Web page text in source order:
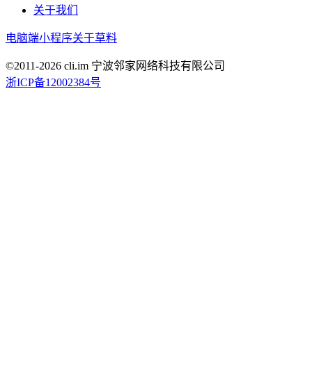
关于我们
电脑端小程序关于草料
©2011-2026 cli.im 宁波邻家网络科技有限公司
浙ICP备12002384号